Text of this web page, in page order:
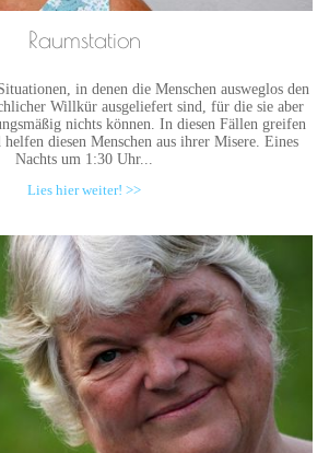
Raumstation
in denen die Menschen ausweglos den
Willkür ausgeliefert sind, für die sie aber
nichts können. In diesen Fällen greifen
diesen Menschen aus ihrer Misere. Eines
Nachts um 1:30 Uhr...
Lies hier weiter! >>